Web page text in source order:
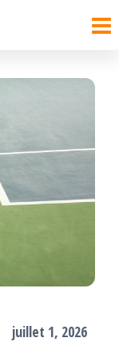
juillet 1, 2026